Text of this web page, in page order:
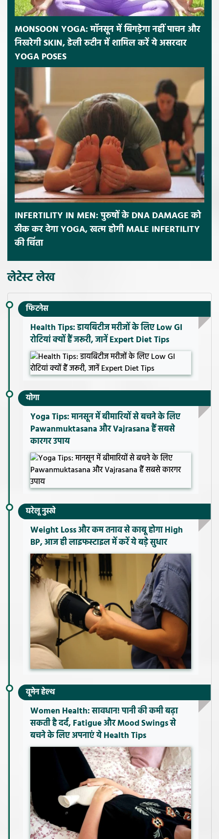
MONSOON YOGA: मॉनसून में बिगड़ेगा नहीं पाचन और
निखरेगी SKIN, डेली रुटीन में शामिल करें ये असरदार
YOGA POSES
INFERTILITY IN MEN: पुरुषों के DNA DAMAGE को
ठीक कर देगा YOGA, खत्म होगी MALE INFERTILITY
की चिंता
लेटेस्ट लेख
फिटनेस
Health Tips: डायबिटीज मरीजों के लिए Low GI
रोटियां क्यों हैं जरूरी, जानें Expert Diet Tips
योगा
Yoga Tips: मानसून में बीमारियों से बचने के लिए
Pawanmuktasana और Vajrasana हैं सबसे
कारगर उपाय
घरेलू नुस्खे
Weight Loss और कम तनाव से काबू होगा High
BP, आज ही लाइफस्टाइल में करें ये बड़े सुधार
वूमेन हेल्थ
Women Health: सावधान! पानी की कमी बढ़ा
सकती है दर्द, Fatigue और Mood Swings से
बचने के लिए अपनाएं ये Health Tips